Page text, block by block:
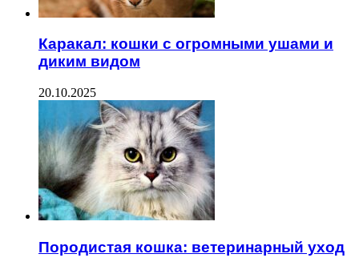
Каракал: кошки с огромными ушами и
диким видом
20.10.2025
Породистая кошка: ветеринарный уход